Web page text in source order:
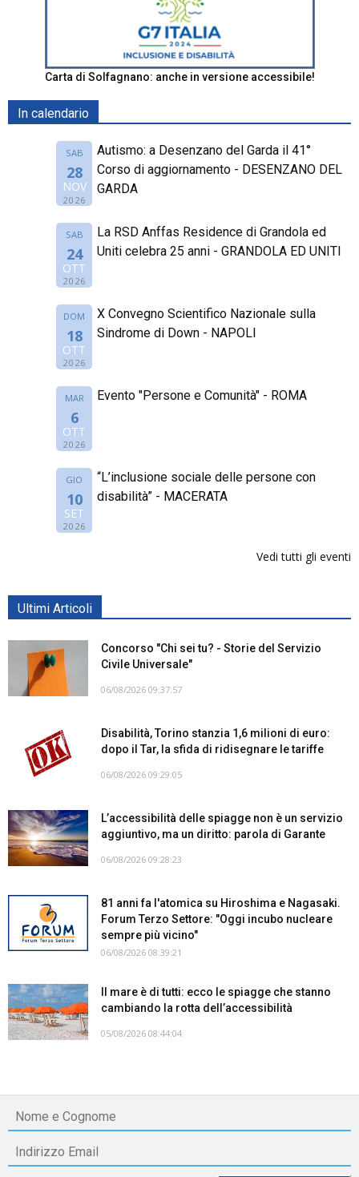
Carta di Solfagnano: anche in versione accessibile!
In calendario
SAB
28
NOV
2026
Autismo: a Desenzano del Garda il 41°
Corso di aggiornamento - DESENZANO DEL
GARDA
SAB
24
OTT
2026
La RSD Anffas Residence di Grandola ed
Uniti celebra 25 anni - GRANDOLA ED UNITI
DOM
18
OTT
2026
X Convegno Scientifico Nazionale sulla
Sindrome di Down - NAPOLI
MAR
6
OTT
2026
Evento "Persone e Comunità" - ROMA
GIO
10
SET
2026
“L’inclusione sociale delle persone con
disabilità” - MACERATA
Vedi tutti gli eventi
Ultimi Articoli
Concorso "Chi sei tu? - Storie del Servizio
Civile Universale"
06/08/2026 09:37:57
Disabilità, Torino stanzia 1,6 milioni di euro:
dopo il Tar, la sfida di ridisegnare le tariffe
06/08/2026 09:29:05
L’accessibilità delle spiagge non è un servizio
aggiuntivo, ma un diritto: parola di Garante
06/08/2026 09:28:23
81 anni fa l'atomica su Hiroshima e Nagasaki.
Forum Terzo Settore: "Oggi incubo nucleare
sempre più vicino"
06/08/2026 08:39:21
Il mare è di tutti: ecco le spiagge che stanno
cambiando la rotta dell’accessibilità
05/08/2026 08:44:04